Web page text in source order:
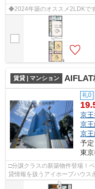
◆2024年築のオススメ2LDK
賃貸 | マンション
礼0
京
京
京
予
東
□分譲クラスの新築物件登場！
貸情報を扱うアイホープハウス
っと見つかります。お電話03-